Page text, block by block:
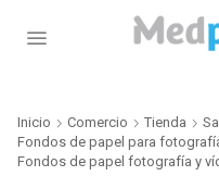
Inicio Comercio Tienda
Fondos de papel para
Fondos de papel fotografía y